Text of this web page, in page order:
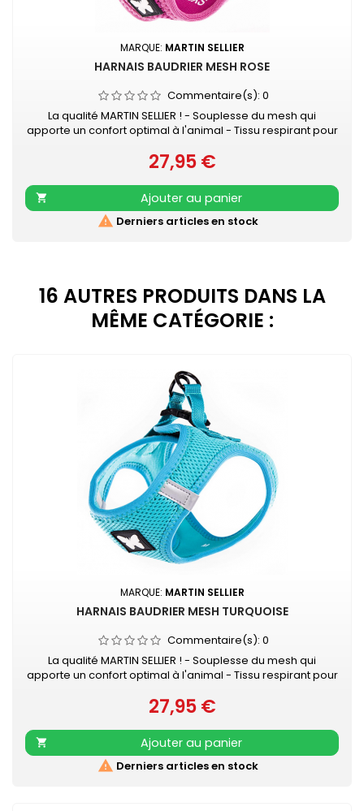
MARQUE: MARTIN SELLIER
HARNAIS BAUDRIER MESH ROSE
Commentaire(s): 0
La qualité MARTIN SELLIER ! - Souplesse du mesh qui
apporte un confort optimal à l'animal - Tissu respirant pour
avec velcro et boucle rapide - S’attache à la laisse grâce
à 2 anneaux D métal, ce qui apporte une sécurité
supplémentaire
Prix
27,95 €

Ajouter au panier
 Derniers articles en stock
16 AUTRES PRODUITS DANS LA
MÊME CATÉGORIE :
MARQUE: MARTIN SELLIER
HARNAIS BAUDRIER MESH TURQUOISE
Commentaire(s): 0
La qualité MARTIN SELLIER ! - Souplesse du mesh qui
apporte un confort optimal à l'animal - Tissu respirant pour
avec velcro et boucle rapide - S’attache à la laisse grâce
à 2 anneaux D métal, ce qui apporte une sécurité
supplémentaire
Prix
27,95 €

Ajouter au panier
 Derniers articles en stock